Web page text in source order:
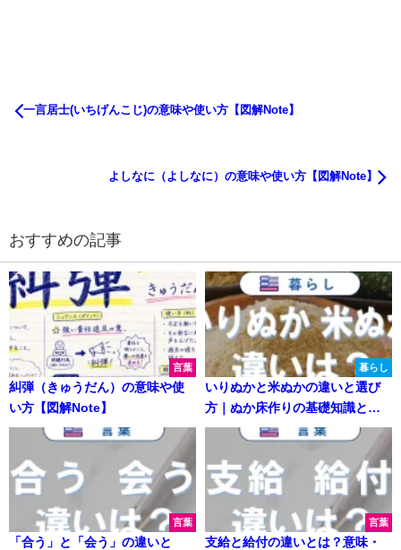
一言居士(いちげんこじ)の意味や使い方【図解Note】
よしなに（よしなに）の意味や使い方【図解Note】
おすすめの記事
言葉
糾弾（きゅうだん）の意味や使
い方【図解Note】
暮らし
いりぬかと米ぬかの違いと選び
方｜ぬか床作りの基礎知識と活
用術
言葉
「合う」と「会う」の違いと
言葉
支給と給付の違いとは？意味・